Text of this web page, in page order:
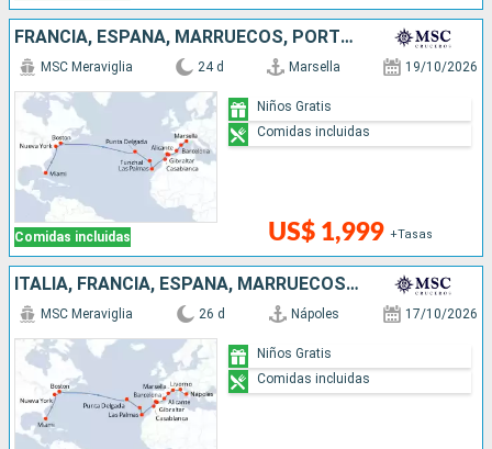
FRANCIA, ESPAÑA, MARRUECOS, PORTUGAL, ESTADOS UNIDOS
Comidas incluidas
MSC Meraviglia 24 d Marsella 19/10/2026
US$ 1,999 +Tasas
Niños Gratis
Comidas incluidas
ITALIA, FRANCIA, ESPAÑA, MARRUECOS, PORTUGAL, ESTADOS UNIDOS
MSC Meraviglia 26 d Nápoles 17/10/2026
Niños Gratis
Comidas incluidas